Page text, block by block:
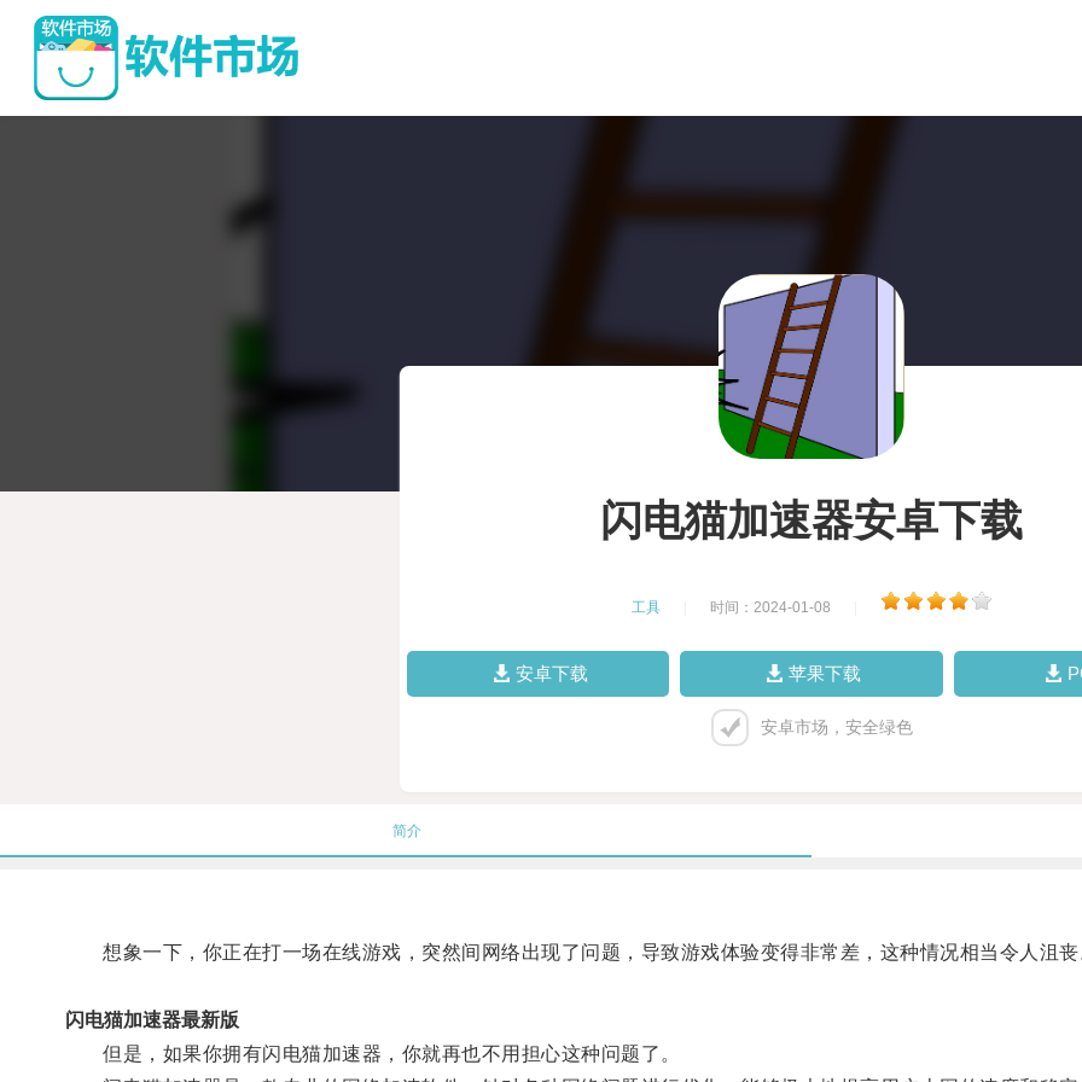
闪电猫加速器安卓下载
工具 时间：2024-01-08
安卓下载 苹果下载
安卓市场，安全绿色
简介
想象一下，你正在打一场在线游戏，突然间网络出现了问题，导致游戏体验变得非常差，这种情况相当令人沮丧
闪电猫加速器最新版
但是，如果你拥有闪电猫加速器，你就再也不用担心这种问题了。